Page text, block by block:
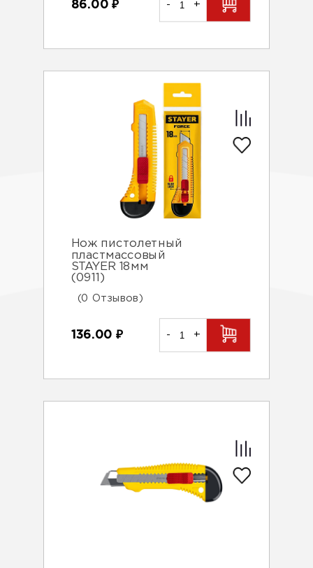
86.00 ₽ - +
Нож пистолетный
пластмассовый
STAYER 18мм
(0911)
(0 Отзывов)
136.00 ₽ - +